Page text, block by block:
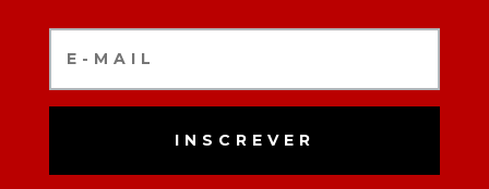
INSCREVER